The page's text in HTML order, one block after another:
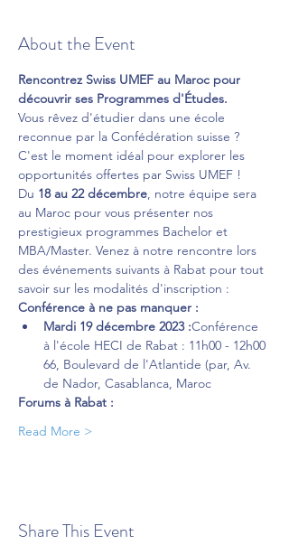
About the Event
Rencontrez Swiss UMEF au Maroc pour
découvrir ses Programmes d'Études.
Vous rêvez d'étudier dans une école
reconnue par la Confédération suisse ?
C'est le moment idéal pour explorer les
opportunités offertes par Swiss UMEF !
Du 18 au 22 décembre, notre équipe sera
au Maroc pour vous présenter nos
prestigieux programmes Bachelor et
MBA/Master. Venez à notre rencontre lors
des événements suivants à Rabat pour tout
savoir sur les modalités d'inscription :
Conférence à ne pas manquer :
Mardi 19 décembre 2023 :Conférence
à l'école HECI de Rabat : 11h00 - 12h00
66, Boulevard de l'Atlantide (par, Av.
de Nador, Casablanca, Maroc
Forums à Rabat :
Read More >
Share This Event